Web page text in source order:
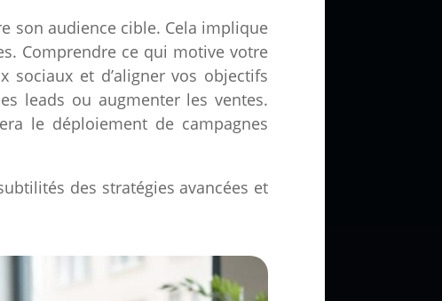
son audience cible. Cela implique
Comprendre ce qui motive votre
sociaux et d’aligner vos objectifs
leads ou augmenter les ventes.
le déploiement de campagnes
des stratégies avancées et